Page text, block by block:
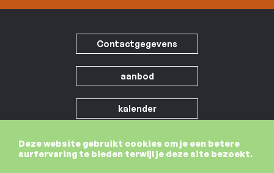
Deze website gebruikt cookies om je een betere
surfervaring te bieden terwijl je deze site bezoekt.
Contactgegevens
aanbod
kalender
tickets